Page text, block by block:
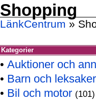
Shopping
LänkCentrum »
Kategorier
• Auktioner och
• Barn och leksaker
• Bil och motor (101)